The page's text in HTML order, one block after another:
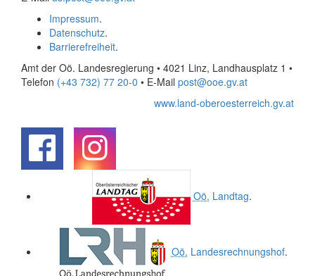
Impressum.
Datenschutz.
Barrierefreiheit.
Amt der Oö. Landesregierung • 4021 Linz, Landhausplatz 1 •
Telefon (+43 732) 77 20-0 • E-Mail post@ooe.gv.at
www.land-oberoesterreich.gv.at
Oö. Landtag.
Oö. Landesrechnungshof.